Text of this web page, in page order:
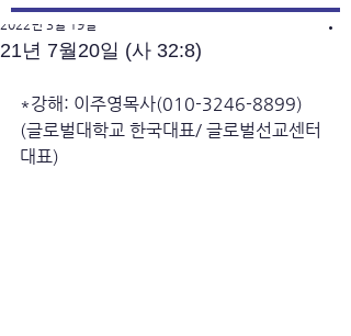
21년 7월20일 (사 32:8)
2022년 3월 19일
*강해: 이주영목사(010-3246-8899)
(글로벌대학교 한국대표/ 글로벌선교센터
대표)